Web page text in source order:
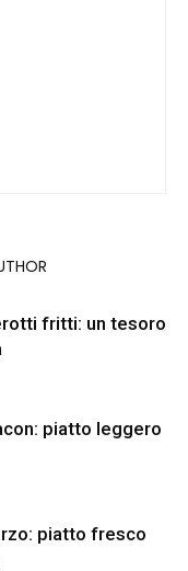
fritti: un tesoro
piatto leggero
piatto fresco